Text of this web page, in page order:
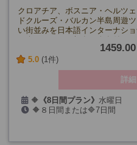
クロアチア、ボスニア・ヘルツ
ドクルーズ・バルカン半島周遊
い街並みを日本語インターナシ
が楽しめます。朝食・夕食付き
5.0 (1件)
詳
🔶 《8日間プラン》水曜日
4/1・15、5/6・20、6/3・17、
2027年:1/6、2/3・17、3/17
🔶８日間または🔷7日間